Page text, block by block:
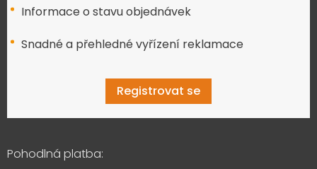
Informace o stavu objednávek
Snadné a přehledné vyřízení reklamace
Registrovat se
Pohodlná platba: